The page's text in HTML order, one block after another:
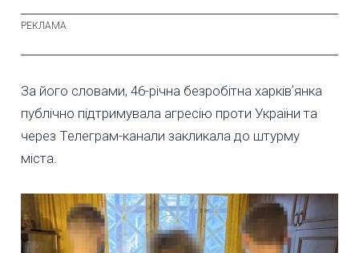
За його словами, 46-річна безробітна харківʼянка
публічно підтримувала агресію проти України та
через Телеграм-канали закликала до штурму
міста.